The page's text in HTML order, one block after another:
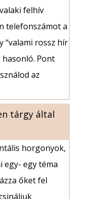
felhív
telefonszámot a
“valami rossz hír
hasonló. Pont
az
tárgy által
horgonyok,
egy- egy téma
őket fel